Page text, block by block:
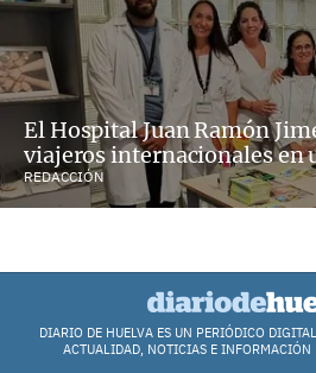
El Hospital Juan Ramón
viajeros internacionales en
REDACCIÓN
DIARIO DE HUELVA ES UN PERIÓDICO
ACTUALIDAD, NOTICIAS E INFORMACIÓN